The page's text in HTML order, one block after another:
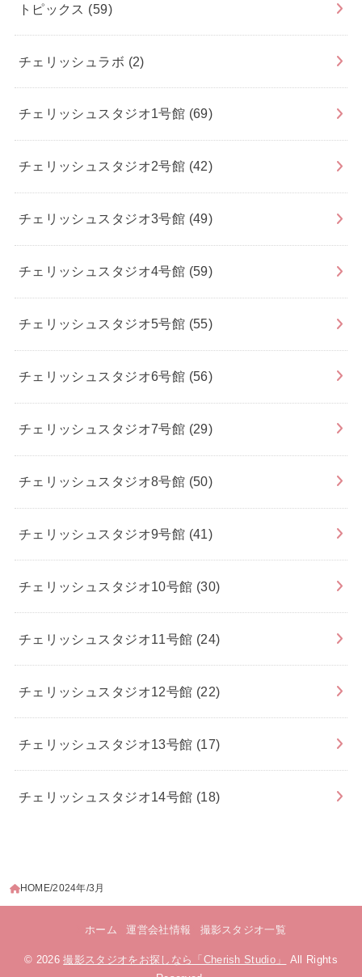
トピックス (59)
チェリッシュラボ (2)
チェリッシュスタジオ1号館 (69)
チェリッシュスタジオ2号館 (42)
チェリッシュスタジオ3号館 (49)
チェリッシュスタジオ4号館 (59)
チェリッシュスタジオ5号館 (55)
チェリッシュスタジオ6号館 (56)
チェリッシュスタジオ7号館 (29)
チェリッシュスタジオ8号館 (50)
チェリッシュスタジオ9号館 (41)
チェリッシュスタジオ10号館 (30)
チェリッシュスタジオ11号館 (24)
チェリッシュスタジオ12号館 (22)
チェリッシュスタジオ13号館 (17)
チェリッシュスタジオ14号館 (18)
HOME 2024年 3月
ホーム 運営会社情報 撮影スタジオ一覧
© 2026撮影スタジオをお探しなら「Cherish Studio」
All Rights